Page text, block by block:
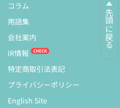
先頭に戻る
コラム
用語集
会社案内
IR情報
特定商取引法表記
プライバシーポリシー
English Site